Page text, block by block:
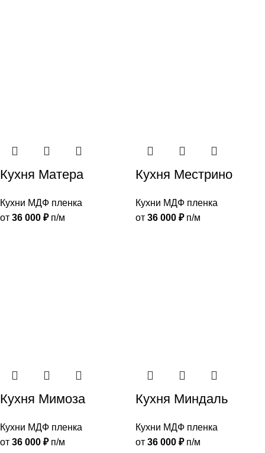
Кухня Матера
Кухни МДФ пленка
от 36 000 ₽п/м
Кухня Местрино
Кухни МДФ пленка
от 36 000 ₽п/м
Кухня Мимоза
Кухни МДФ пленка
от 36 000 ₽п/м
Кухня Миндаль
Кухни МДФ пленка
от 36 000 ₽п/м